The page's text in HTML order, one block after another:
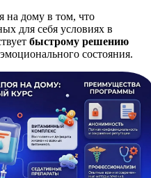
на дому в том, что
для себя условиях в
быстрому решению
состояния.